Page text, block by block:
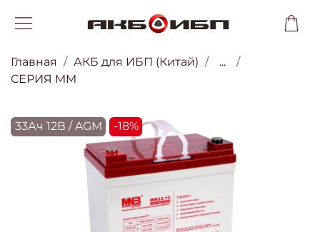
Главная АКБ для ИБП (Китай)
...
СЕРИЯ MM
33Ач 12В / AGM -18%